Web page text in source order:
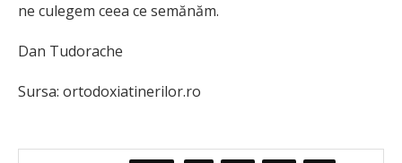
ne culegem ceea ce semănăm.
Dan Tudorache
Sursa: ortodoxiatinerilor.ro